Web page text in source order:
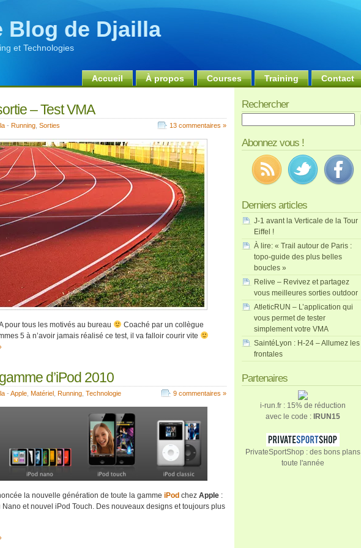
Blog de Djailla
et Technologies
Accueil À propos Courses Training Contact
– Test VMA
- Running Sorties 13 commentaires »
pour tous les motivés au bureau
Coaché par un collègue
5 à n’avoir jamais réalisé ce test, il va falloir courir vite
d’iPod 2010
- Apple Matériel Running Technologie 9 commentaires »
la nouvelle génération de toute la gamme iPod chez Apple :
et nouvel iPod Touch. Des nouveaux designs et toujours plus
Rechercher
Abonnez vous !
Derniers articles
J-1 avant la Verticale de la Tour
Eiffel !
À lire: « Trail autour de Paris :
topo-guide des plus belles
boucles »
Relive – Revivez et partagez
vous meilleures sorties outdoor
AtleticRUN – L’application qui
vous permet de tester
simplement votre VMA
SaintéLyon : H-24 – Allumez les
frontales
Partenaires
i-run.fr : 15% de réduction
avec le code : IRUN15
PrivateSportShop : des bons plans
toute l'année